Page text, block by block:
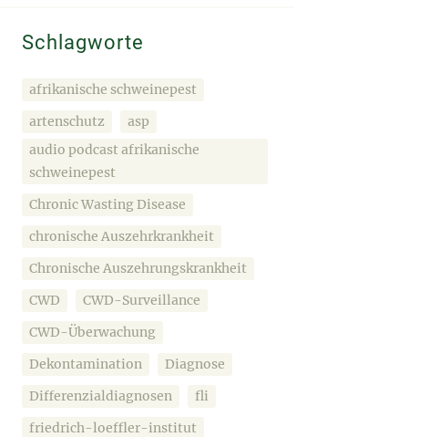
Schlagworte
afrikanische schweinepest
artenschutz
asp
audio podcast afrikanische
schweinepest
Chronic Wasting Disease
chronische Auszehrkrankheit
Chronische Auszehrungskrankheit
CWD
CWD-Surveillance
CWD-Überwachung
Dekontamination
Diagnose
Differenzialdiagnosen
fli
friedrich-loeffler-institut